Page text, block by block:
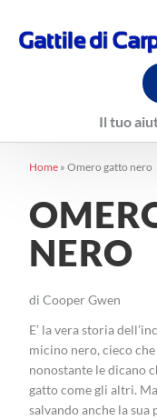
contenuto
Il tuo
Home » Omero gatto nero
NERO
di Cooper Gwen
E’ la vera storia
micino nero, cieco
nonostante le dicano
gatto come gli altri.
salvando anche la sua